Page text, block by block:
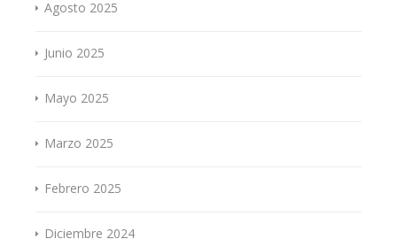
Agosto 2025
Junio 2025
Mayo 2025
Marzo 2025
Febrero 2025
Diciembre 2024